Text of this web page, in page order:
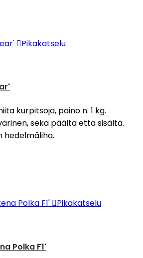
Pikakatselu
kurpitsoja, paino n. 1 kg.
sekä päältä että sisältä.
hedelmäliha.
Pikakatselu
Polka F1'